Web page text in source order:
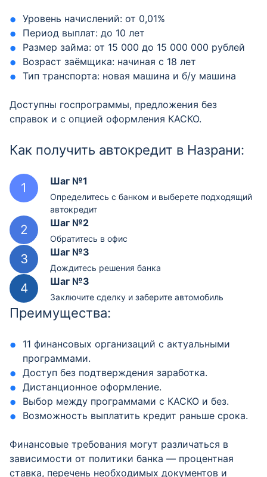
Уровень начислений: от 0,01%
Период выплат: до 10 лет
Размер займа: от 15 000 до 15 000 000 рублей
Возраст заёмщика: начиная с 18 лет
Тип транспорта: новая машина и б/у машина
Доступны госпрограммы, предложения без
справок и с опцией оформления КАСКО.
Как получить автокредит в Назрани:
Шаг №1
Определитесь с банком и выберете подходящий
автокредит
Шаг №2
Обратитесь в офис
Шаг №3
Дождитесь решения банка
Шаг №3
Заключите сделку и заберите автомобиль
Преимущества:
11 финансовых организаций с актуальными
программами.
Доступ без подтверждения заработка.
Дистанционное оформление.
Выбор между программами с КАСКО и без.
Возможность выплатить кредит раньше срока.
Финансовые требования могут различаться в
зависимости от политики банка — процентная
ставка, перечень необходимых документов и